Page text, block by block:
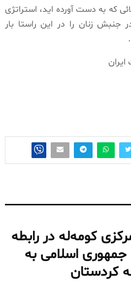
که به دست آورده اید، استراتژی
زنان را در این راستا بار
کومه‌له در رابطه
اسلامی به
کردستان